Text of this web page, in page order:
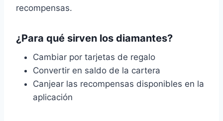
recompensas.
¿Para qué sirven los diamantes?
Cambiar por tarjetas de regalo
Convertir en saldo de la cartera
Canjear las recompensas disponibles en la
aplicación